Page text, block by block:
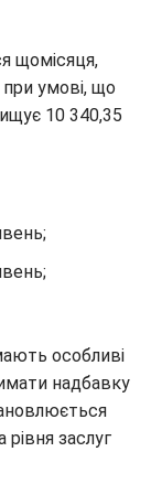
щомісяця,
при умові, що
10 340,35
особливі
надбавку
рівня заслуг